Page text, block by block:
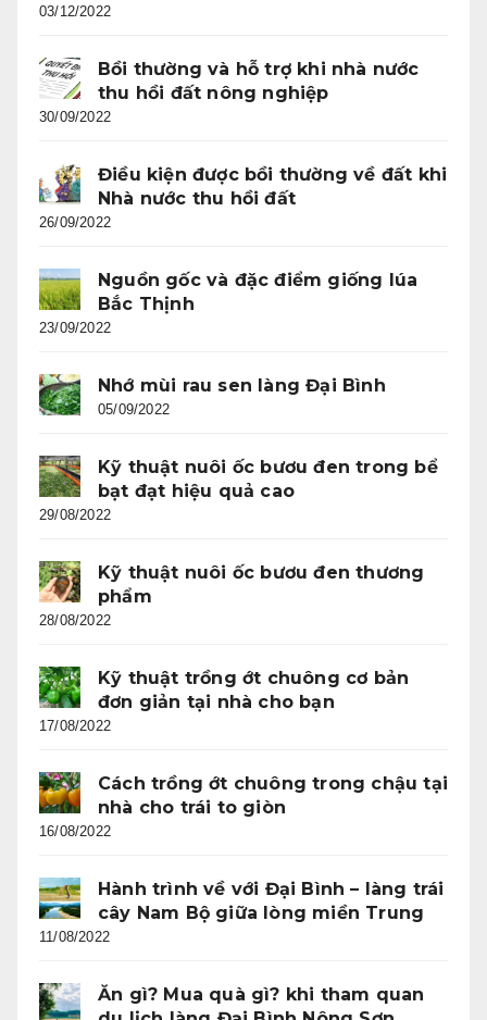
03/12/2022
Bồi thường và hỗ trợ khi nhà nước
thu hồi đất nông nghiệp
30/09/2022
Điều kiện được bồi thường về đất khi
Nhà nước thu hồi đất
26/09/2022
Nguồn gốc và đặc điểm giống lúa
Bắc Thịnh
23/09/2022
Nhớ mùi rau sen làng Đại Bình
05/09/2022
Kỹ thuật nuôi ốc bươu đen trong bể
bạt đạt hiệu quả cao
29/08/2022
Kỹ thuật nuôi ốc bươu đen thương
phẩm
28/08/2022
Kỹ thuật trồng ớt chuông cơ bản
đơn giản tại nhà cho bạn
17/08/2022
Cách trồng ớt chuông trong chậu tại
nhà cho trái to giòn
16/08/2022
Hành trình về với Đại Bình – làng trái
cây Nam Bộ giữa lòng miền Trung
11/08/2022
Ăn gì? Mua quà gì? khi tham quan